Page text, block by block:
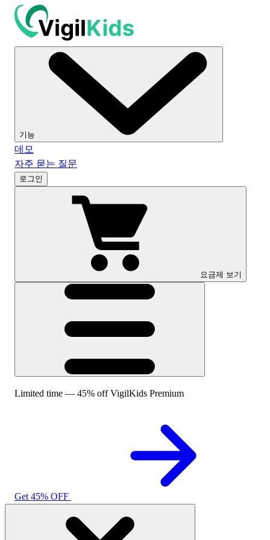
기능
데모
자주 묻는 질문
로그인
요금제 보기
Limited time — 45% off VigilKids Premium
Get 45% OFF